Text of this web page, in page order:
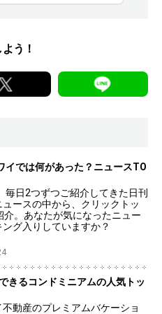
う！
イでは何があった？ニュースTO
毎日2つずつご紹介してきた日刊
ュースの中から、クリックトッ
介。あなたが気になったニュー
ング入りしていますか？
きるコンドミニアムの人気トッ
不動産のプレミアムバケーショ